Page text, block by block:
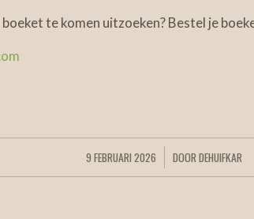
te komen uitzoeken? Bestel je
9 FEBRUARI 2026
/ DOORDEHUIFKAR